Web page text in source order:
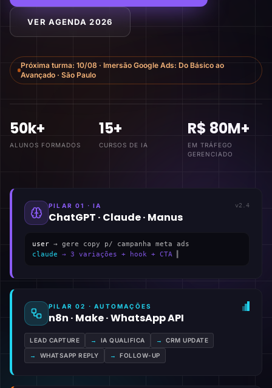
VER AGENDA 2026
Próxima turma: 10/08 · Imersão Google Ads: Do Básico ao
Avançado · São Paulo
50k+
ALUNOS FORMADOS
15+
CURSOS DE IA
R$ 80M+
EM TRÁFEGO
GERENCIADO
PILAR 01 · IA
ChatGPT · Claude · Manus
v2.4
user → gere copy p/ campanha meta ads
claude → 3 variações + hook + CTA
PILAR 02 · AUTOMAÇÕES
n8n · Make · WhatsApp API
LEAD CAPTURE → IA QUALIFICA → CRM UPDATE
→ WHATSAPP REPLY → FOLLOW-UP